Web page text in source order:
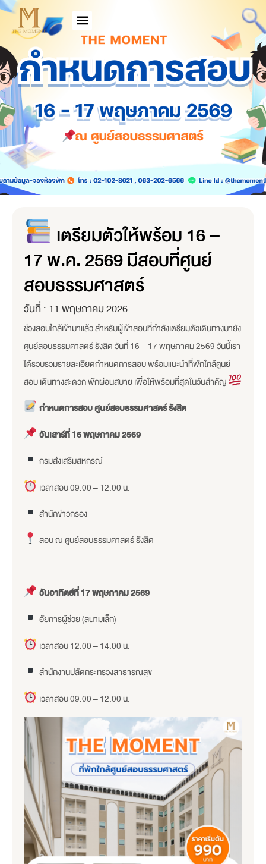
เตรียมตัวให้พร้อม 16 –
17 พ.ค. 2569 มีสอบที่ศูนย์
สอบธรรมศาสตร์
วันที่ : 11 พฤษภาคม 2026
ช่วงสอบใกล้เข้ามาแล้ว สำหรับผู้เข้าสอบที่กำลังเตรียมตัวเดินทางมายัง
ศูนย์สอบธรรมศาสตร์ รังสิต วันที่ 16 – 17 พฤษภาคม 2569 วันนี้เรา
ได้รวบรวมรายละเอียดกำหนดการสอบ พร้อมแนะนำที่พักใกล้ศูนย์
สอบ เดินทางสะดวก พักผ่อนสบาย เพื่อให้พร้อมที่สุดในวันสำคัญ
กำหนดการสอบ ศูนย์สอบธรรมศาสตร์ รังสิต
วันเสาร์ที่ 16 พฤษภาคม 2569
กรมส่งเสริมสหกรณ์
เวลาสอบ 09.00 – 12.00 น.
สำนักข่าวกรอง
สอบ ณ ศูนย์สอบธรรมศาสตร์ รังสิต
วันอาทิตย์ที่ 17 พฤษภาคม 2569
อัยการผู้ช่วย (สนามเล็ก)
เวลาสอบ 12.00 – 14.00 น.
สำนักงานปลัดกระทรวงสาธารณสุข
เวลาสอบ 09.00 – 12.00 น.